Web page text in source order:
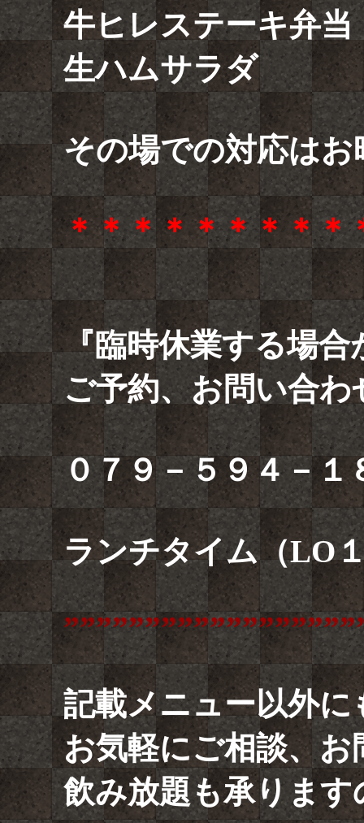
牛ヒレステーキ
生ハムサラ
その場での対応は
＊＊＊＊＊＊＊＊＊
『臨時休業する場
ご予約、お問い合
０７９－５９４－１
ランチタイム（LO
記載メニュー以外
お気軽にご相談、
飲み放題も承りま